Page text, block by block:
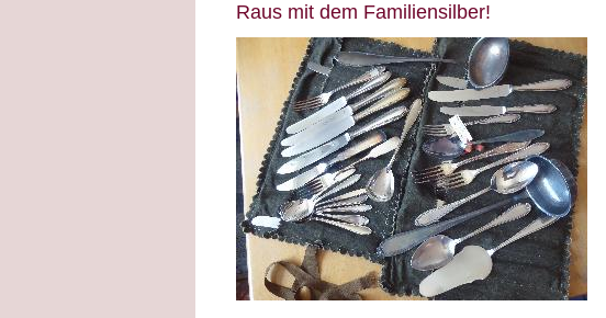
Raus mit dem Familiensilber!